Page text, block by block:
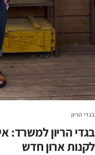
בגדי הריון
בגדי הריון למשרד:
לקנות ארון חדש